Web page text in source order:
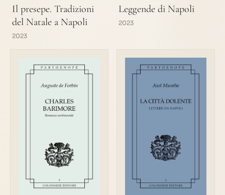
Il presepe. Tradizioni
del Natale a Napoli
2023
Leggende di Napoli
2023